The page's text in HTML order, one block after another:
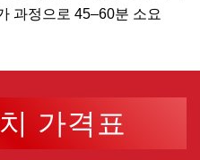
과정으로 45–60분 소요
가격표